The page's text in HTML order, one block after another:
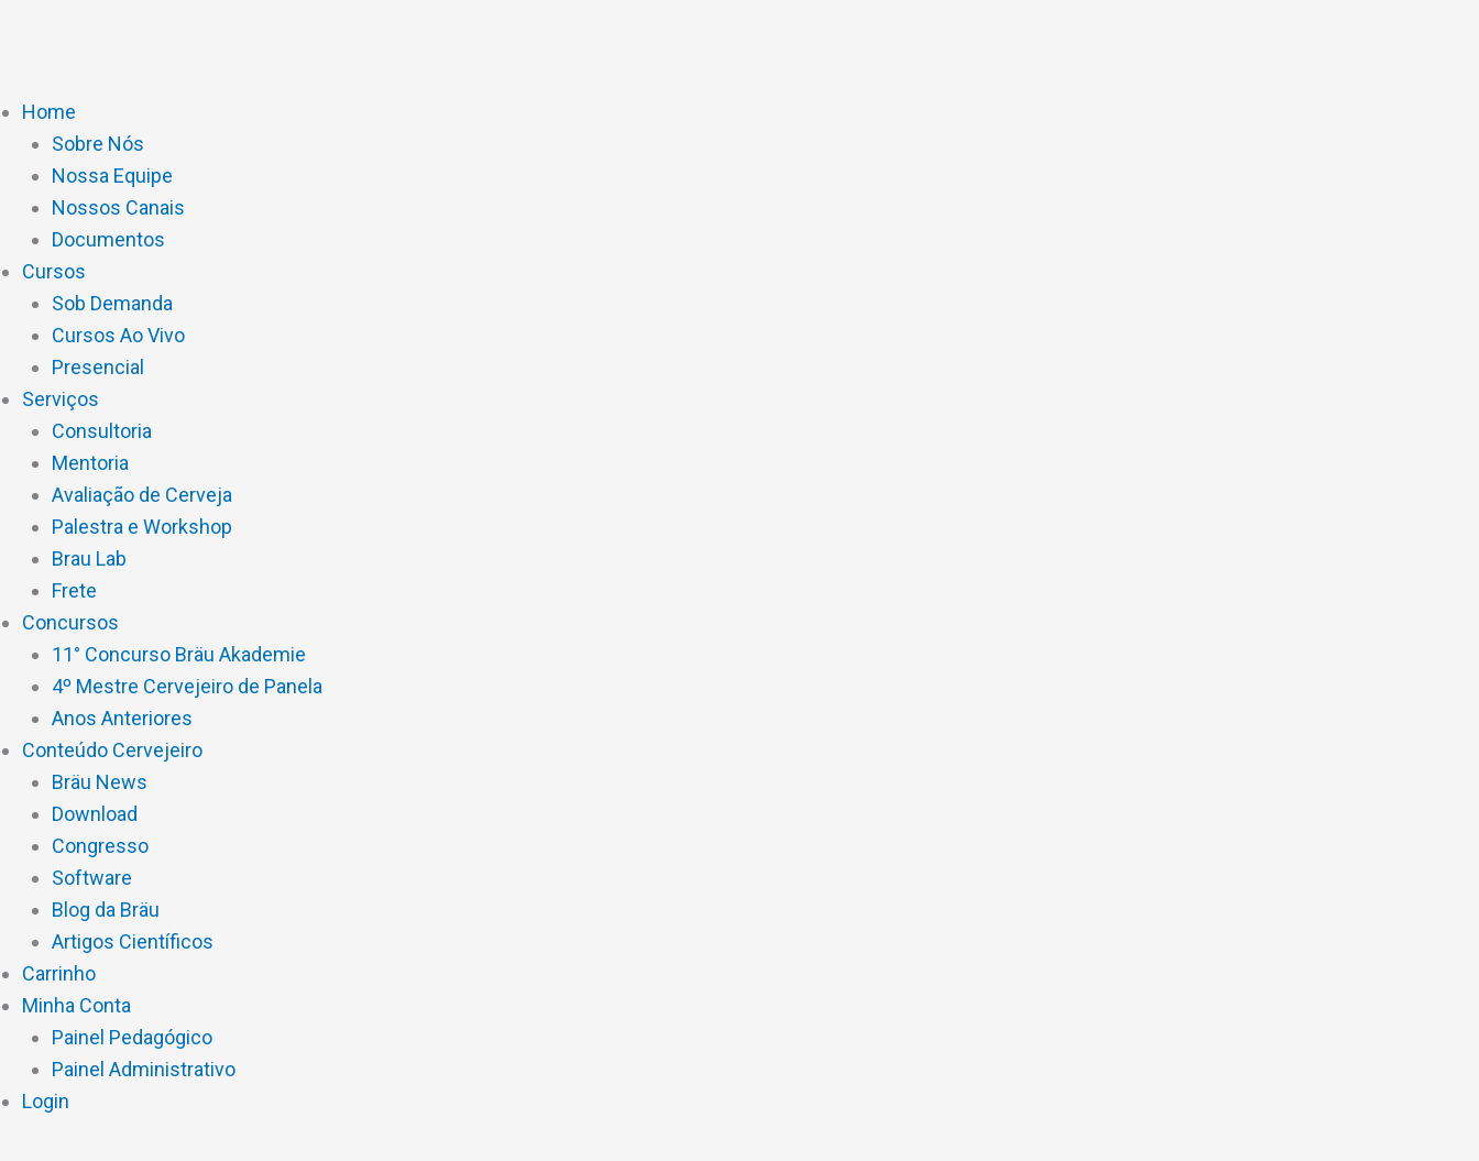
conteúdo
Home
Sobre Nós
Nossa Equipe
Nossos Canais
Documentos
Cursos
Sob Demanda
Cursos Ao Vivo
Presencial
Serviços
Consultoria
Mentoria
Avaliação de Cerveja
Palestra e Workshop
Brau Lab
Frete
Concursos
11° Concurso Bräu Akademie
4º Mestre Cervejeiro de Panela
Anos Anteriores
Conteúdo Cervejeiro
Bräu News
Download
Congresso
Software
Blog da Bräu
Artigos Científicos
Carrinho
Minha Conta
Painel Pedagógico
Painel Administrativo
Login